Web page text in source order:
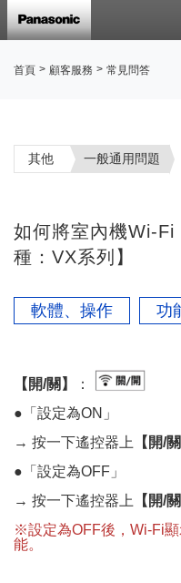
首頁 > 顧客服務 > 常見問答
其他 一般通用問題
如何將室內機Wi-Fi
種：VX系列】
軟體、操作 功
【開/關】
：
●「設定為ON」
→ 按一下遙控器上
【開/關
●「設定為OFF」
→ 按一下遙控器上
【開/關
※設定為OFF後，Wi-Fi
能。